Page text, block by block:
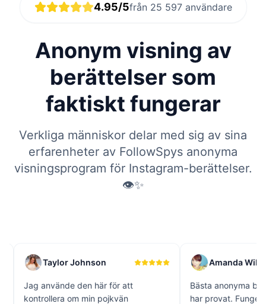
4.95/5från 25 597 användare
Anonym visning av
berättelser som
faktiskt fungerar
Verkliga människor delar med sig av sina
erfarenheter av FollowSpys anonyma
visningsprogram för Instagram-berättelser.
👁️✨
den här för att
min pojkvän
Amanda Wilson
Bästa anonyma berättelsevisare jag
har provat. Fungerar direkt och